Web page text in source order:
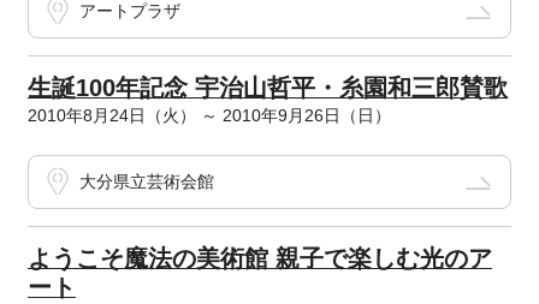
アートプラザ
生誕100年記念 宇治山哲平・糸園和三郎賛歌
2010年8月24日（火） ～ 2010年9月26日（日）
大分県立芸術会館
ようこそ魔法の美術館 親子で楽しむ光のア
ート